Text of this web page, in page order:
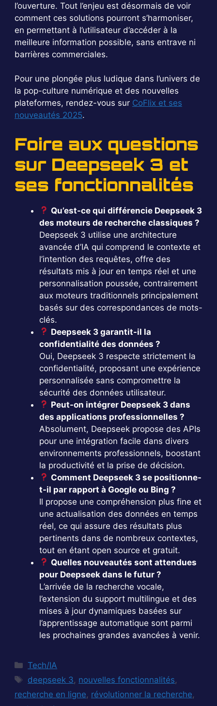
l’ouverture. Tout l’enjeu est désormais de voir
comment ces solutions pourront s’harmoniser,
en permettant à l’utilisateur d’accéder à la
meilleure information possible, sans entrave ni
barrières commerciales.
Pour une plongée plus ludique dans l’univers de
la pop-culture numérique et des nouvelles
plateformes, rendez-vous sur CoFlix et ses
nouveautés 2025.
Foire aux questions
sur Deepseek 3 et
ses fonctionnalités
Qu’est-ce qui différencie Deepseek 3
des moteurs de recherche classiques ?
Deepseek 3 utilise une architecture
avancée d’IA qui comprend le contexte et
l’intention des requêtes, offre des
résultats mis à jour en temps réel et une
personnalisation poussée, contrairement
aux moteurs traditionnels principalement
basés sur des correspondances de mots-
clés.
Deepseek 3 garantit-il la
confidentialité des données ?
Oui, Deepseek 3 respecte strictement la
confidentialité, proposant une expérience
personnalisée sans compromettre la
sécurité des données utilisateur.
Peut-on intégrer Deepseek 3 dans
des applications professionnelles ?
Absolument, Deepseek propose des APIs
pour une intégration facile dans divers
environnements professionnels, boostant
la productivité et la prise de décision.
Comment Deepseek 3 se positionne-
t-il par rapport à Google ou Bing ?
Il propose une compréhension plus fine et
une actualisation des données en temps
réel, ce qui assure des résultats plus
pertinents dans de nombreux contextes,
tout en étant open source et gratuit.
Quelles nouveautés sont attendues
pour Deepseek dans le futur ?
L’arrivée de la recherche vocale,
l’extension du support multilingue et des
mises à jour dynamiques basées sur
l’apprentissage automatique sont parmi
les prochaines grandes avancées à venir.
Catégories
Tech/IA
Étiquettes
deepseek 3, nouvelles fonctionnalités,
recherche en ligne, révolutionner la recherche,